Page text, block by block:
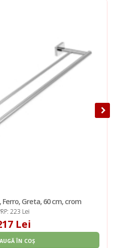
Greta, 60 cm, crom
223 Lei
Lei
ÎN COȘ